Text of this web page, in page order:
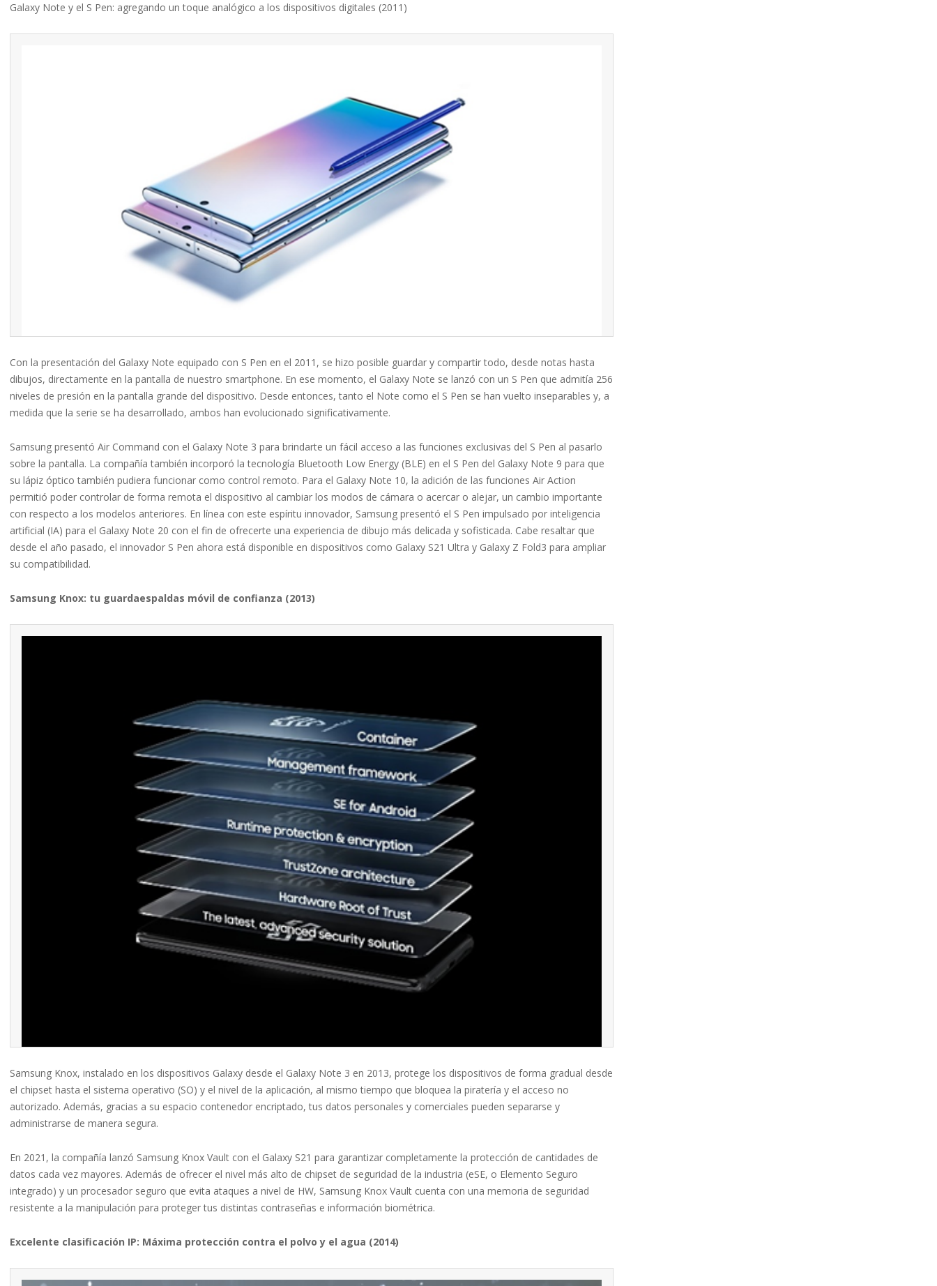
Galaxy Note y el S Pen: agregando un toque analógico a los dispositivos digitales (2011)
Con la presentación del Galaxy Note equipado con S Pen en el 2011, se hizo posible guardar y compartir todo, desde notas hasta
dibujos, directamente en la pantalla de nuestro smartphone. En ese momento, el Galaxy Note se lanzó con un S Pen que admitía 256
niveles de presión en la pantalla grande del dispositivo. Desde entonces, tanto el Note como el S Pen se han vuelto inseparables y, a
medida que la serie se ha desarrollado, ambos han evolucionado significativamente.
Samsung presentó Air Command con el Galaxy Note 3 para brindarte un fácil acceso a las funciones exclusivas del S Pen al pasarlo
sobre la pantalla. La compañía también incorporó la tecnología Bluetooth Low Energy (BLE) en el S Pen del Galaxy Note 9 para que
su lápiz óptico también pudiera funcionar como control remoto. Para el Galaxy Note 10, la adición de las funciones Air Action
permitió poder controlar de forma remota el dispositivo al cambiar los modos de cámara o acercar o alejar, un cambio importante
con respecto a los modelos anteriores. En línea con este espíritu innovador, Samsung presentó el S Pen impulsado por inteligencia
artificial (IA) para el Galaxy Note 20 con el fin de ofrecerte una experiencia de dibujo más delicada y sofisticada. Cabe resaltar que
desde el año pasado, el innovador S Pen ahora está disponible en dispositivos como Galaxy S21 Ultra y Galaxy Z Fold3 para ampliar
su compatibilidad.
Samsung Knox: tu guardaespaldas móvil de confianza (2013)
Samsung Knox, instalado en los dispositivos Galaxy desde el Galaxy Note 3 en 2013, protege los dispositivos de forma gradual desde
el chipset hasta el sistema operativo (SO) y el nivel de la aplicación, al mismo tiempo que bloquea la piratería y el acceso no
autorizado. Además, gracias a su espacio contenedor encriptado, tus datos personales y comerciales pueden separarse y
administrarse de manera segura.
En 2021, la compañía lanzó Samsung Knox Vault con el Galaxy S21 para garantizar completamente la protección de cantidades de
datos cada vez mayores. Además de ofrecer el nivel más alto de chipset de seguridad de la industria (eSE, o Elemento Seguro
integrado) y un procesador seguro que evita ataques a nivel de HW, Samsung Knox Vault cuenta con una memoria de seguridad
resistente a la manipulación para proteger tus distintas contraseñas e información biométrica.
Excelente clasificación IP: Máxima protección contra el polvo y el agua (2014)